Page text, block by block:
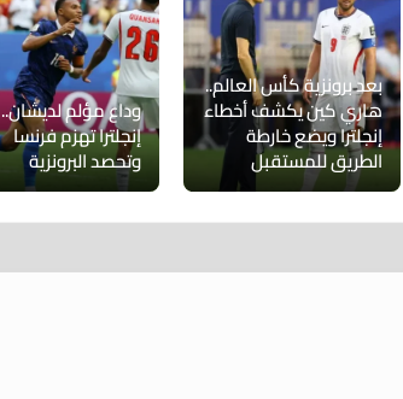
بعد برونزية كأس العالم..
هاري كين يكشف أخطاء
إنجلترا ويضع خارطة
الطريق للمستقبل
وداع مؤلم لديشان..
إنجلترا تهزم فرنسا
وتحصد البرونزية